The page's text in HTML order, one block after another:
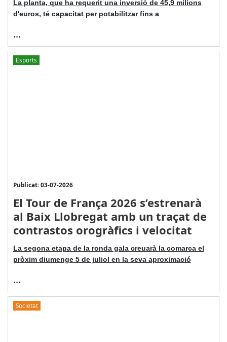
La planta, que ha requerit una inversió de 45,9 milions
d'euros, té capacitat per potabilitzar fins a
...
Esports
Publicat: 03-07-2026
El Tour de França 2026 s’estrenarà
al Baix Llobregat amb un traçat de
contrastos orogràfics i velocitat
La segona etapa de la ronda gala creuarà la comarca el
pròxim diumenge 5 de juliol en la seva aproximació
...
Societat